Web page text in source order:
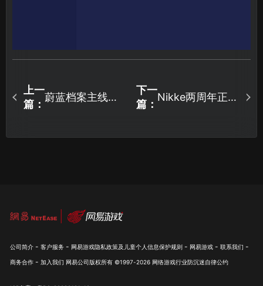
上一
篇：
蔚蓝档案主线剧
石！
下一
篇：
Nikke两周年正式
公司简介 - 客户服务 - 网易游戏隐私政策及儿童个人信息保护规则 - 网易游戏 - 联系我们 -
商务合作 - 加入我们 网易公司版权所有 ©1997-2026 网络游戏行业防沉迷自律公约